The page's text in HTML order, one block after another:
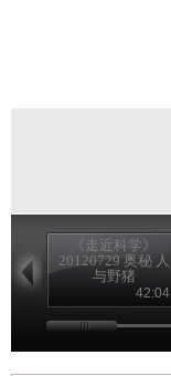
《走近科学》
20120729 奥秘 人
与野猪
42:04